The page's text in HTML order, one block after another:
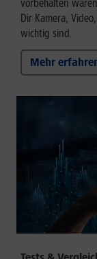
vorbehalten
Dir Kamera,
wichtig sind.
Mehr